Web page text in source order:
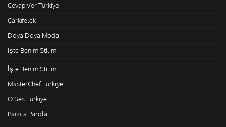
Cevap Ver Türkiye
Çarkıfelek
Doya Doya Moda
İşte Benim Stilim
İşte Benim Stilim
MasterChef Türkiye
O Ses Türkiye
Parola Parola